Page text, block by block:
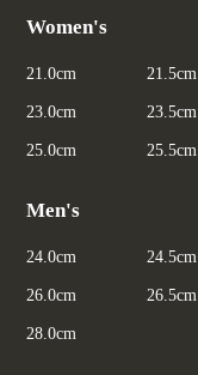
Women's
21.0cm 21.5cm
23.0cm 23.5cm
25.0cm 25.5cm
Men's
24.0cm 24.5cm
26.0cm 26.5cm
28.0cm